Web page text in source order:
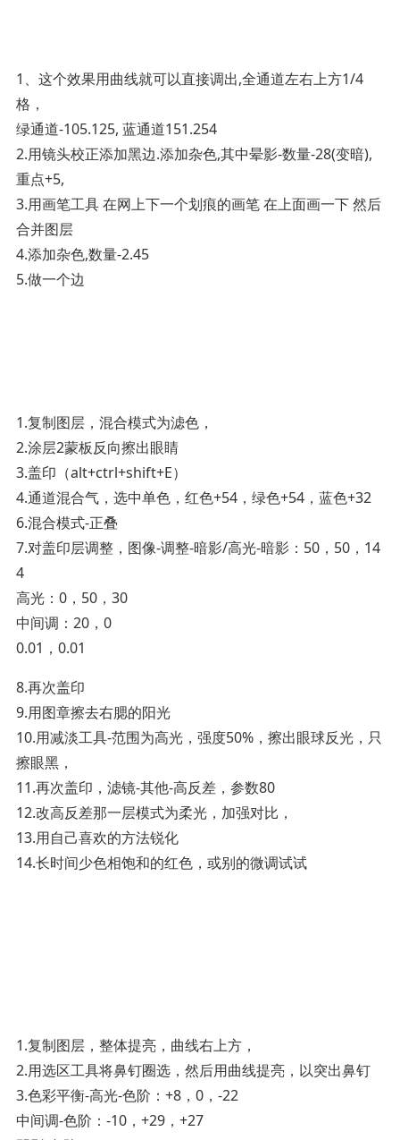
1、这个效果用曲线就可以直接调出,全通道左右上方1/4
格，
绿通道-105.125, 蓝通道151.254
2.用镜头校正添加黑边.添加杂色,其中晕影-数量-28(变暗),
重点+5,
3.用画笔工具 在网上下一个划痕的画笔 在上面画一下 然后
合并图层
4.添加杂色,数量-2.45
5.做一个边­
­1.复制图层，混合模式为滤色，
2.涂层2蒙板反向擦出眼睛
3.盖印（alt+ctrl+shift+E）
4.通道混合气，选中单色，红色+54，绿色+54，蓝色+32
6.混合模式-正叠
7.对盖印层调整，图像-调整-暗影/高光-暗影：50，50，14
4
高光：0，50，30
中间调：20，0
0.01，0.01
8.再次盖印
9.用图章擦去右腮的阳光
10.用减淡工具-范围为高光，强度50%，擦出眼球反光，只
擦眼黑，
11.再次盖印，滤镜-其他-高反差，参数80
12.改高反差那一层模式为柔光，加强对比，
13.用自己喜欢的方法锐化
14.长时间少色相饱和的红色，或别的微调试试
1.复制图层，整体提亮，曲线右上方，
2.用选区工具将鼻钉圈选，然后用曲线提亮，以突出鼻钉
3.色彩平衡-高光-色阶：+8，0，-22
中间调-色阶：-10，+29，+27